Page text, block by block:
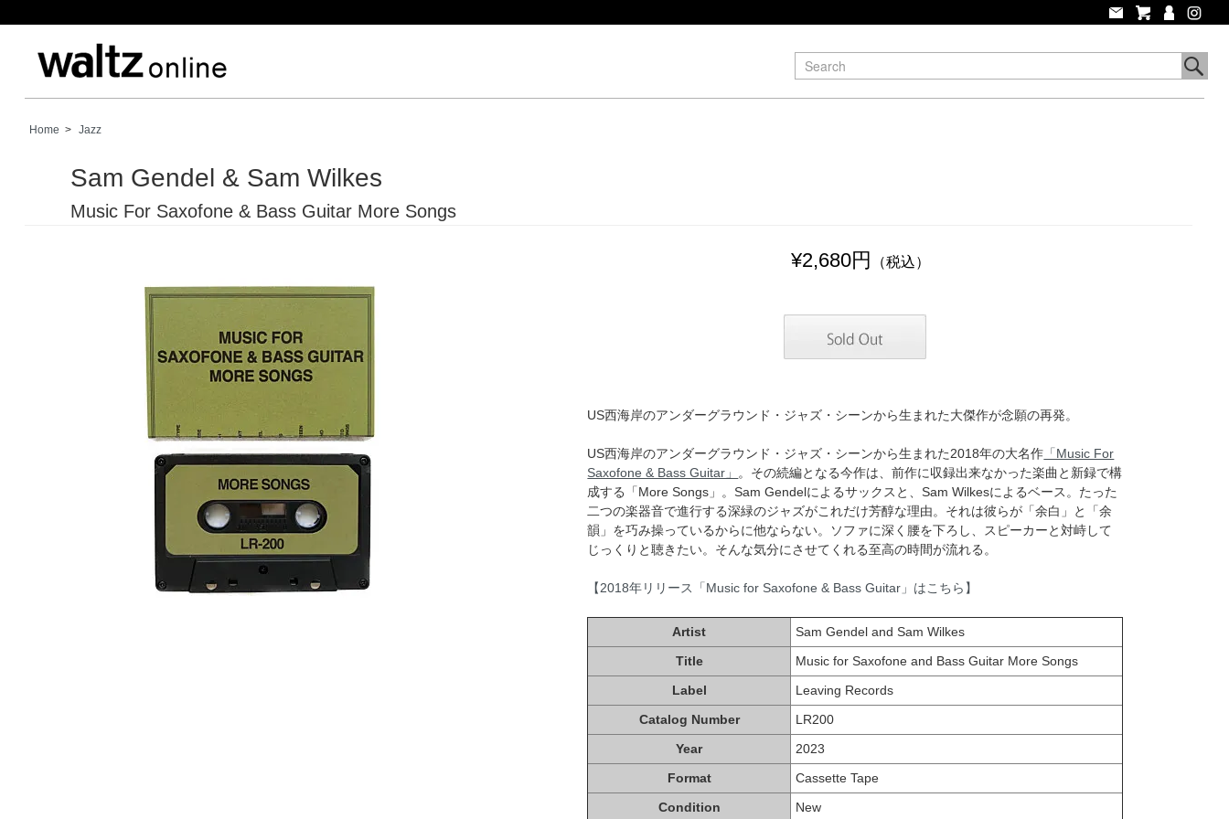
Home > Jazz
Sam Gendel & Sam Wilkes
Music For Saxofone & Bass Guitar More Songs
¥2,680円 （税込）
US西海岸のアンダーグラウンド・ジャズ・シーンから生まれた大傑作が念願の再発。
US西海岸のアンダーグラウンド・ジャズ・シーンから生まれた2018年の大名作 「Music For
Saxofone & Bass Guitar」 。その続編となる今作は、前作に収録出来なかった楽曲と新録で構
成する「More Songs」。Sam Gendelによるサックスと、Sam Wilkesによるベース。たった
二つの楽器音で進行する深緑のジャズがこれだけ芳醇な理由。それは彼らが「余白」と「余
韻」を巧み操っているからに他ならない。ソファに深く腰を下ろし、スピーカーと対峙して
じっくりと聴きたい。そんな気分にさせてくれる至高の時間が流れる。
【2018年リリース「Music for Saxofone & Bass Guitar」はこちら】
Artist
Sam Gendel and Sam Wilkes
Title
Music for Saxofone and Bass Guitar More Songs
Label
Leaving Records
Catalog Number
LR200
Year
2023
Format
Cassette Tape
Condition
New